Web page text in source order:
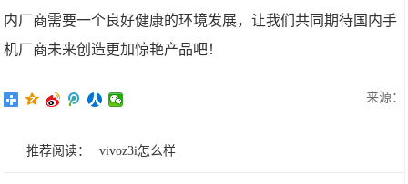
内厂商需要一个良好健康的环境发展，让我们共同期待国内手
机厂商未来创造更加惊艳产品吧！
来源：
推荐阅读： vivoz3i怎么样